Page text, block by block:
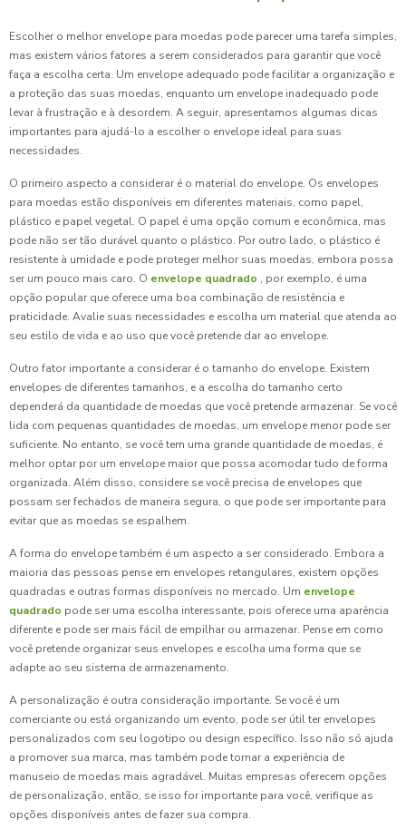
Escolher o melhor envelope para moedas pode parecer uma tarefa simples,
mas existem vários fatores a serem considerados para garantir que você
faça a escolha certa. Um envelope adequado pode facilitar a organização e
a proteção das suas moedas, enquanto um envelope inadequado pode
levar à frustração e à desordem. A seguir, apresentamos algumas dicas
importantes para ajudá-lo a escolher o envelope ideal para suas
necessidades.
O primeiro aspecto a considerar é o material do envelope. Os envelopes
para moedas estão disponíveis em diferentes materiais, como papel,
plástico e papel vegetal. O papel é uma opção comum e econômica, mas
pode não ser tão durável quanto o plástico. Por outro lado, o plástico é
resistente à umidade e pode proteger melhor suas moedas, embora possa
ser um pouco mais caro. O envelope quadrado , por exemplo, é uma
opção popular que oferece uma boa combinação de resistência e
praticidade. Avalie suas necessidades e escolha um material que atenda ao
seu estilo de vida e ao uso que você pretende dar ao envelope.
Outro fator importante a considerar é o tamanho do envelope. Existem
envelopes de diferentes tamanhos, e a escolha do tamanho certo
dependerá da quantidade de moedas que você pretende armazenar. Se você
lida com pequenas quantidades de moedas, um envelope menor pode ser
suficiente. No entanto, se você tem uma grande quantidade de moedas, é
melhor optar por um envelope maior que possa acomodar tudo de forma
organizada. Além disso, considere se você precisa de envelopes que
possam ser fechados de maneira segura, o que pode ser importante para
evitar que as moedas se espalhem.
A forma do envelope também é um aspecto a ser considerado. Embora a
maioria das pessoas pense em envelopes retangulares, existem opções
quadradas e outras formas disponíveis no mercado. Um envelope
quadrado pode ser uma escolha interessante, pois oferece uma aparência
diferente e pode ser mais fácil de empilhar ou armazenar. Pense em como
você pretende organizar seus envelopes e escolha uma forma que se
adapte ao seu sistema de armazenamento.
A personalização é outra consideração importante. Se você é um
comerciante ou está organizando um evento, pode ser útil ter envelopes
personalizados com seu logotipo ou design específico. Isso não só ajuda
a promover sua marca, mas também pode tornar a experiência de
manuseio de moedas mais agradável. Muitas empresas oferecem opções
de personalização, então, se isso for importante para você, verifique as
opções disponíveis antes de fazer sua compra.